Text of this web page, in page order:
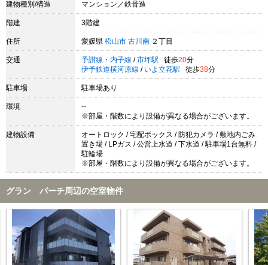
建物種別/構造 マンション／鉄骨造
階建 3階建
住所 愛媛県 松山市 古川南 ２丁目
交通 予讃線・内子線 / 市坪駅 徒歩20分
伊予鉄道横河原線 / いよ立花駅 徒歩38分
駐車場 駐車場あり
環境
--
※部屋・階数により設備が異なる場合がございます。
建物設備
オートロック / 宅配ボックス / 防犯カメラ / 敷地内ごみ
置き場 / LPガス / 公営上水道 / 下水道 / 駐車場1台無料 /
駐輪場
※部屋・階数により設備が異なる場合がございます。
グラン パーチ周辺の空室物件